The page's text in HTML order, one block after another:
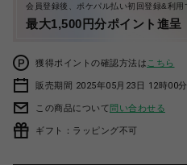
会員登録後、ポケパル払い初回登録&利用
最大1,500円分ポイント進呈
獲得ポイントの確認方法は こちら
販売期間 2025年05月23日 12時00
この商品について問い合わせる
ギフト：ラッピング不可